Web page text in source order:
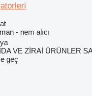
- nem alıcı
VE ZİRAİ ÜRÜNLER
geç